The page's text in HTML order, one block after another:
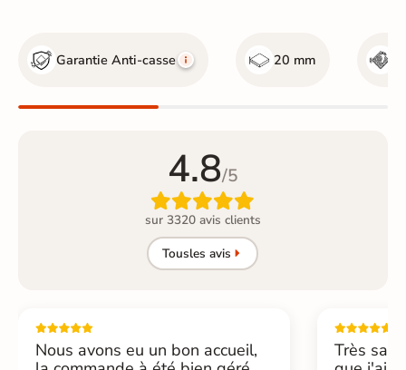
Garantie Anti-casse 20 mm
4.8/5

sur 3320 avis clients
Tousles avis
Nous avons eu un bon accueil,
Très